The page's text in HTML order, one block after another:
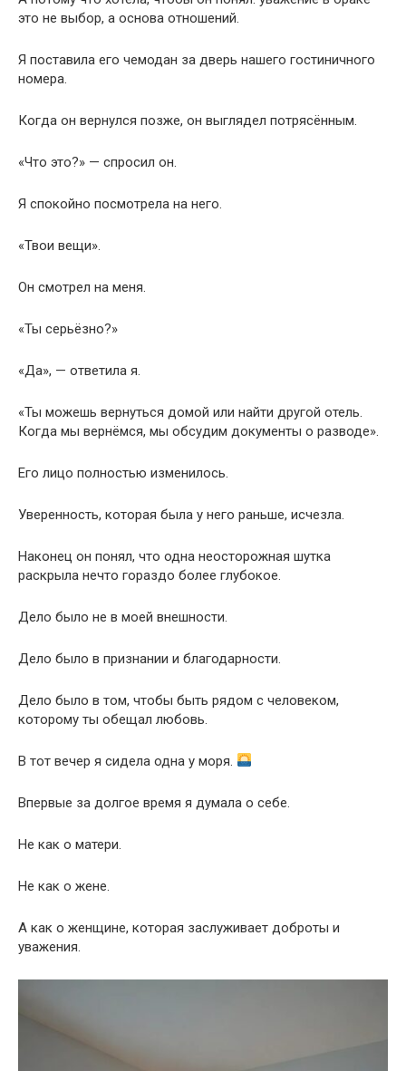
это не выбор, а основа отношений.
Я поставила его чемодан за дверь нашего гостиничного
номера.
Когда он вернулся позже, он выглядел потрясённым.
«Что это?» — спросил он.
Я спокойно посмотрела на него.
«Твои вещи».
Он смотрел на меня.
«Ты серьёзно?»
«Да», — ответила я.
«Ты можешь вернуться домой или найти другой отель.
Когда мы вернёмся, мы обсудим документы о разводе».
Его лицо полностью изменилось.
Уверенность, которая была у него раньше, исчезла.
Наконец он понял, что одна неосторожная шутка
раскрыла нечто гораздо более глубокое.
Дело было не в моей внешности.
Дело было в признании и благодарности.
Дело было в том, чтобы быть рядом с человеком,
которому ты обещал любовь.
В тот вечер я сидела одна у моря.
Впервые за долгое время я думала о себе.
Не как о матери.
Не как о жене.
А как о женщине, которая заслуживает доброты и
уважения.